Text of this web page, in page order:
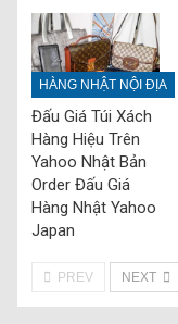
HÀNG NHẬT NỘI ĐỊA
Đấu Giá Túi Xách
Hàng Hiệu Trên
Yahoo Nhật Bản
Order Đấu Giá
Hàng Nhật Yahoo
Japan
PREV NEXT